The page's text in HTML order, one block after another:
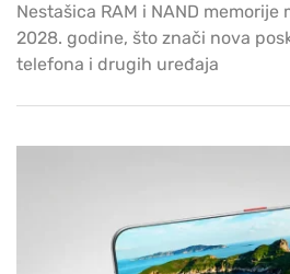
Nestašica RAM i NAND
2028. godine, što znači nova
telefona i drugih uređaja